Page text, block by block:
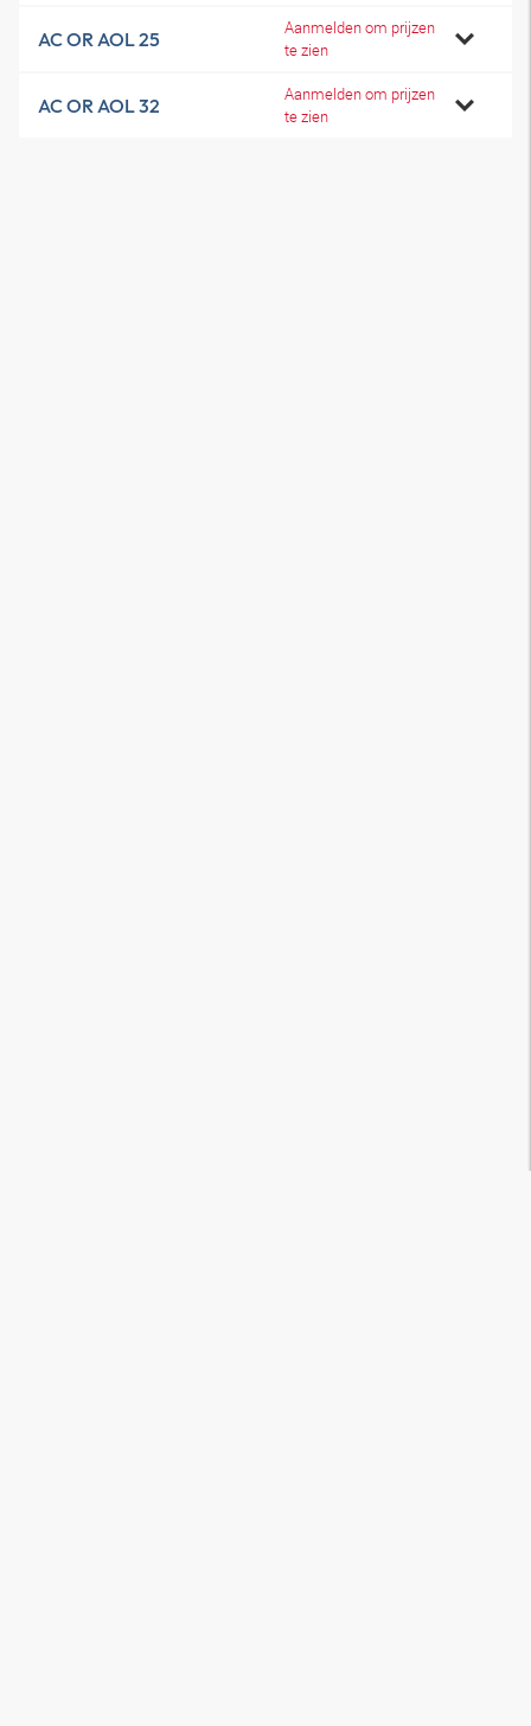
AC OR AOL 25
Aanmelden om prijzen
te zien
AC OR AOL 32
Aanmelden om prijzen
te zien